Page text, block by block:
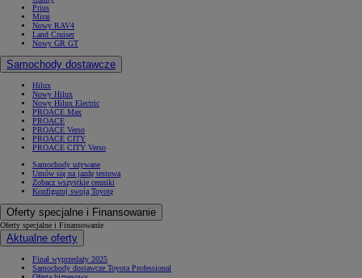
Prius
Mirai
Nowy RAV4
Land Cruiser
Nowy GR GT
Samochody dostawcze
Hilux
Nowy Hilux
Nowy Hilux Electric
PROACE Max
PROACE
PROACE Verso
PROACE CITY
PROACE CITY Verso
Samochody używane
Umów się na jazdę testową
Zobacz wszystkie cenniki
Konfiguruj swoją Toyotę
Oferty specjalne i Finansowanie
Oferty specjalne i Finansowanie
Aktualne oferty
Finał wyprzedaży 2025
Samochody dostawcze Toyota Professional